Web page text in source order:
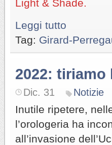
Light & Shade.
Leggi tutto
Tag: Girard-
2022: tiriamo
Dic. 31 Notizie
Inutile ripetere,
l’orologeria ha
all’invasione